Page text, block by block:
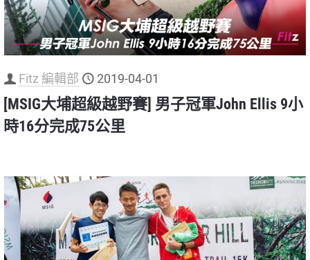
Fitz 編輯部 2019-04-01
[MSIG大埔超級越野賽] 男子冠軍John Ellis 9小
時16分完成75公里